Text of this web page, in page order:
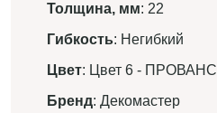
Толщина, мм: 22
Гибкость: Негибкий
Цвет: Цвет 6 - ПРОВАНС
Бренд: Декомастер